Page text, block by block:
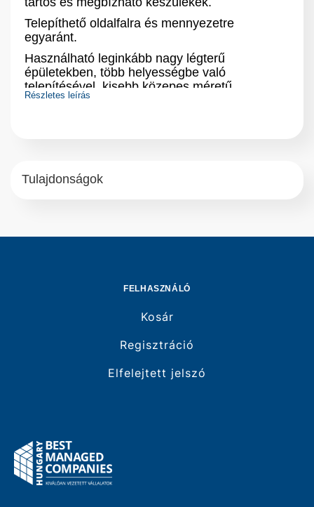
Telepíthető oldalfalra és mennyezetre
egyaránt.
Használható leginkább nagy légterű
épületekben, több helyességbe való
telepítésével, kisebb közepes méretű
csarnokokba, épületekbe javasoljuk, ahol a
Részletes leírás
Tulajdonságok
FELHASZNÁLÓ
Kosár
Regisztráció
Elfelejtett jelszó